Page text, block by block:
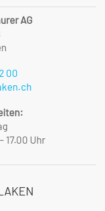
AG
00
17.00 Uhr